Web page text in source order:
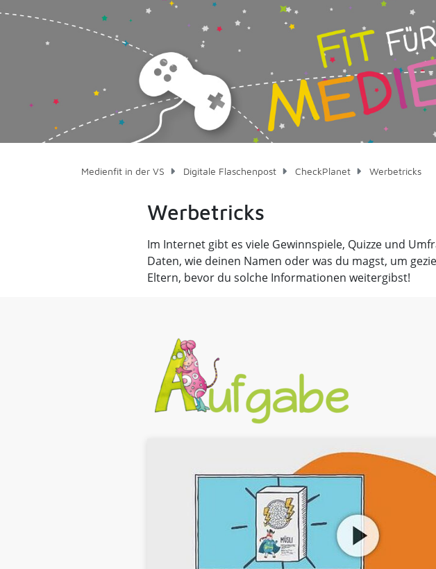
Medienfit in der VS Digitale Flaschenpost CheckPlanet Werbetricks
Werbetricks
Im Internet gibt es viele Gewinnspiele, Quizze und
Daten, wie deinen Namen oder was du magst, um
Eltern, bevor du solche Informationen weitergibst!